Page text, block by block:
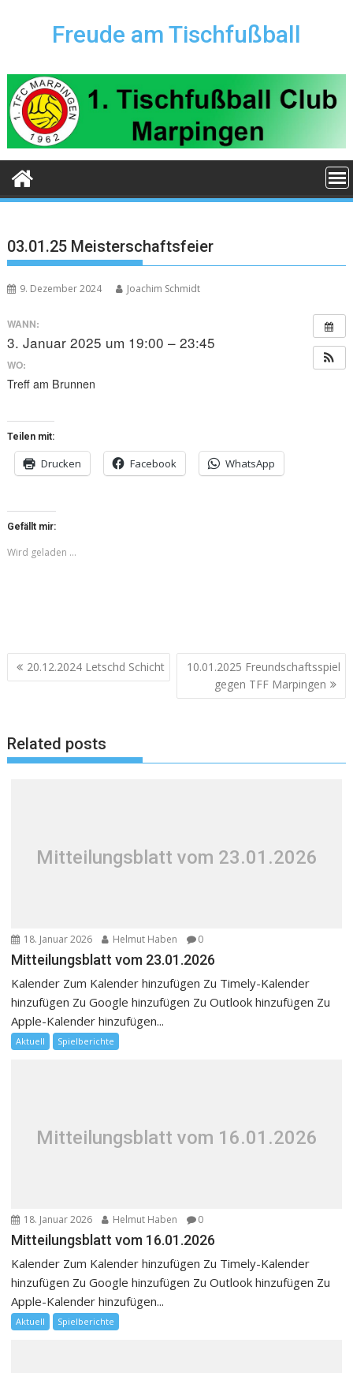
Freude am Tischfußball
03.01.25 Meisterschaftsfeier
9. Dezember 2024 Joachim Schmidt
WANN:
3. Januar 2025 um 19:00 – 23:45
WO:
Treff am Brunnen
Teilen mit:
Drucken Facebook WhatsApp
Gefällt mir:
Wird geladen …
Beitragsnavigation
20.12.2024 Letschd Schicht
10.01.2025 Freundschaftsspiel
gegen TFF Marpingen
Related posts
Mitteilungsblatt vom 23.01.2026
18. Januar 2026 Helmut Haben 0
Mitteilungsblatt vom 23.01.2026
Kalender Zum Kalender hinzufügen Zu Timely-Kalender
hinzufügen Zu Google hinzufügen Zu Outlook hinzufügen Zu
Apple-Kalender hinzufügen...
Aktuell Spielberichte
Mitteilungsblatt vom 16.01.2026
18. Januar 2026 Helmut Haben 0
Mitteilungsblatt vom 16.01.2026
Kalender Zum Kalender hinzufügen Zu Timely-Kalender
hinzufügen Zu Google hinzufügen Zu Outlook hinzufügen Zu
Apple-Kalender hinzufügen...
Aktuell Spielberichte